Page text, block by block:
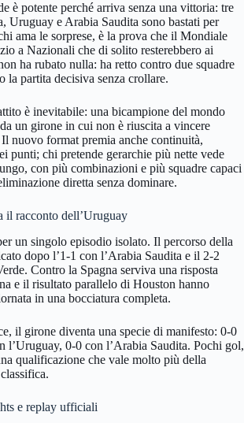
è potente perché arriva senza una vittoria: tre
Uruguay e Arabia Saudita sono bastati per
ama le sorprese, è la prova che il Mondiale
a Nazionali che di solito resterebbero ai
ha rubato nulla: ha retto contro due squadre
la partita decisiva senza crollare.
è inevitabile: una bicampione del mondo
un girone in cui non è riuscita a vincere
nuovo format premia anche continuità,
punti; chi pretende gerarchie più nette vede
con più combinazioni e più squadre capaci
diretta senza dominare.
il racconto dell’Uruguay
un singolo episodio isolato. Il percorso della
dopo l’1-1 con l’Arabia Saudita e il 2-2
Contro la Spagna serviva una risposta
e il risultato parallelo di Houston hanno
in una bocciatura completa.
il girone diventa una specie di manifesto: 0-0
l’Uruguay, 0-0 con l’Arabia Saudita. Pochi gol,
qualificazione che vale molto più della
e replay ufficiali